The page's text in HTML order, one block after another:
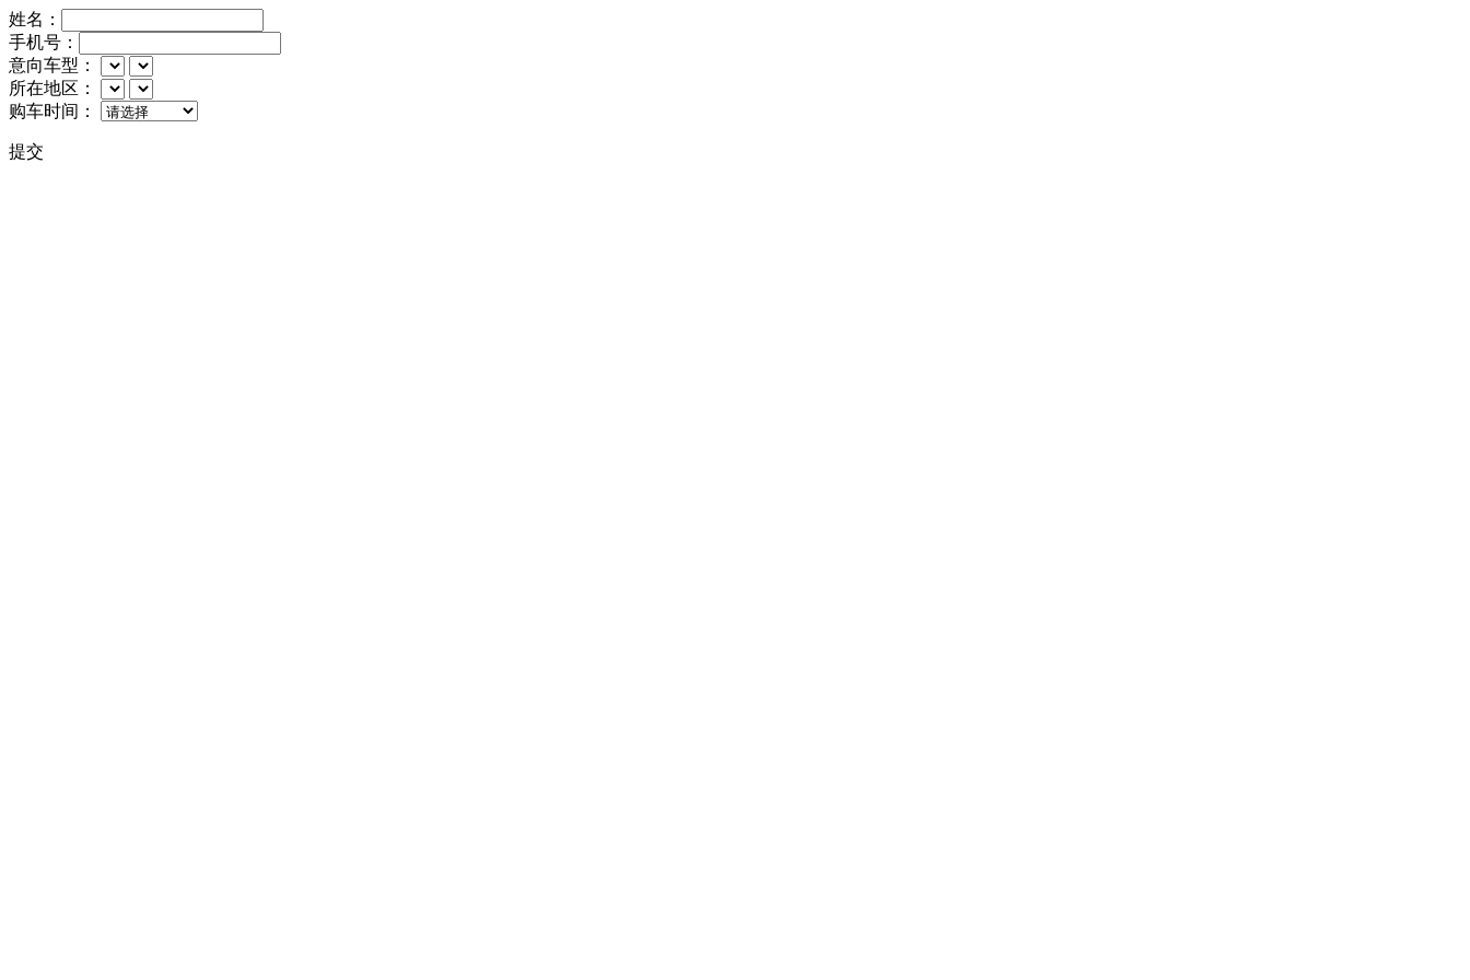
姓名：
手机号：
意向车型：
所在地区：
购车时间：
提交